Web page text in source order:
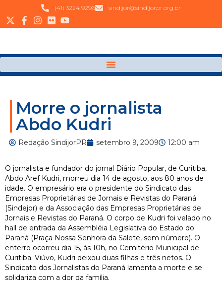
(41) 3224 9296 sindijor@sindijorpr.org.br
Morre o jornalista
Abdo Kudri
Redação SindijorPR setembro 9, 2009 12:00 am
O jornalista e fundador do jornal Diário Popular, de Curitiba,
Abdo Aref Kudri, morreu dia 14 de agosto, aos 80 anos de
idade. O empresário era o presidente do Sindicato das
Empresas Proprietárias de Jornais e Revistas do Paraná
(Sindejor) e da Associação das Empresas Proprietárias de
Jornais e Revistas do Paraná. O corpo de Kudri foi velado no
hall de entrada da Assembléia Legislativa do Estado do
Paraná (Praça Nossa Senhora da Salete, sem número). O
enterro ocorreu dia 15, às 10h, no Cemitério Municipal de
Curitiba. Viúvo, Kudri deixou duas filhas e três netos. O
Sindicato dos Jornalistas do Paraná lamenta a morte e se
solidariza com a dor da família.